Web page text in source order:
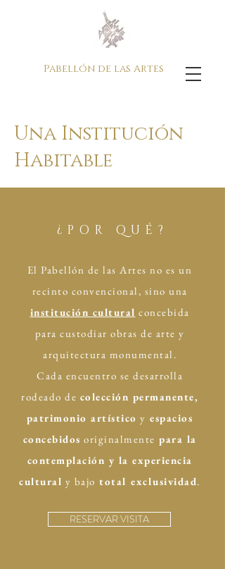
Pabellón de las Artes
Una Institución
Habitable
¿POR QUÉ?
El Pabellón de las Artes no es un
recinto convencional, sino una
institución cultural concebida
para custodiar obras de arte y
arquitectura monumental.
Cada encuentro se desarrolla
rodeado de colección permanente,
patrimonio artístico y espacios
concebidos originalmente para la
contemplación y la experiencia
cultural y bajo total exclusividad.
RESERVAR VISITA